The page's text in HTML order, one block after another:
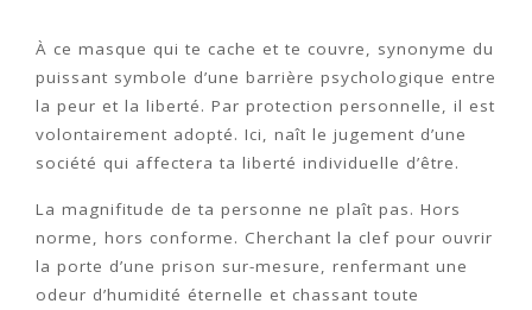
À ce masque qui te cache et te couvre, synonyme du
puissant symbole d’une barrière psychologique entre
la peur et la liberté. Par protection personnelle, il est
volontairement adopté. Ici, naît le jugement d’une
société qui affectera ta liberté individuelle d’être.
La magnifitude de ta personne ne plaît pas. Hors
norme, hors conforme. Cherchant la clef pour ouvrir
la porte d’une prison sur-mesure, renfermant une
odeur d’humidité éternelle et chassant toute